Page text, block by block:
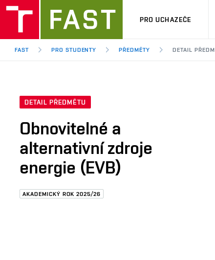
PRO UCHAZEČE
FAST PRO STUDENTY PŘEDMĚTY DETAIL
DETAIL PŘEDMĚTU
Obnovitelné a
alternativní zdroje
energie (EVB)
AKADEMICKÝ ROK 2025/26